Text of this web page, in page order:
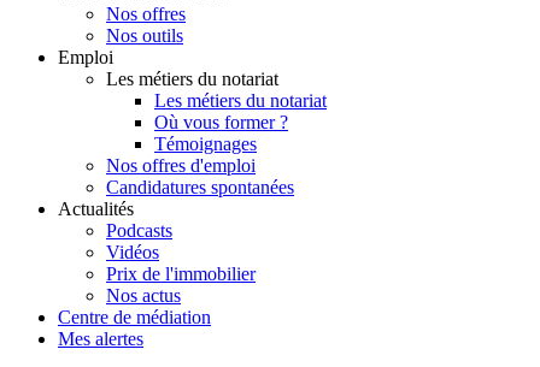
Nos offres
Nos outils
Emploi
Les métiers du notariat
Les métiers du notariat
Où vous former ?
Témoignages
Nos offres d'emploi
Candidatures spontanées
Actualités
Podcasts
Vidéos
Prix de l'immobilier
Nos actus
Centre de médiation
Mes alertes